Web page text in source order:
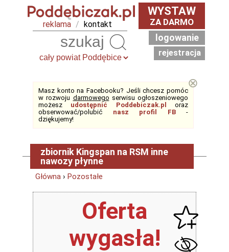
reklama / kontakt
WYSTAW
ZA DARMO
logowanie
rejestracja
Masz konto na Facebooku? Jeśli chcesz pomóc
w rozwoju darmowego serwisu ogłoszeniowego
możesz udostępnić Poddebiczak.pl
oraz
obserwować/polubić nasz profil FB-
dziękujemy!
⊗
zbiornik Kingspan na RSM inne
nawozy płynne
Główna › Pozostałe
Oferta
wygasła!